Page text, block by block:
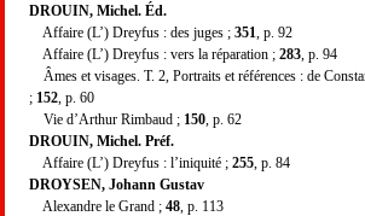
DROUIN, Michel. Éd.
Affaire (L’) Dreyfus : des juges ; 351 , p. 92
Affaire (L’) Dreyfus : vers la réparation ; 283 , p. 94
Âmes et visages. T. 2, Portraits et références : de
; 152 , p. 60
Vie d’Arthur Rimbaud ; 150 , p. 62
DROUIN, Michel. Préf.
Affaire (L’) Dreyfus : l’iniquité ; 255 , p. 84
DROYSEN, Johann Gustav
Alexandre le Grand ; 48 , p. 113